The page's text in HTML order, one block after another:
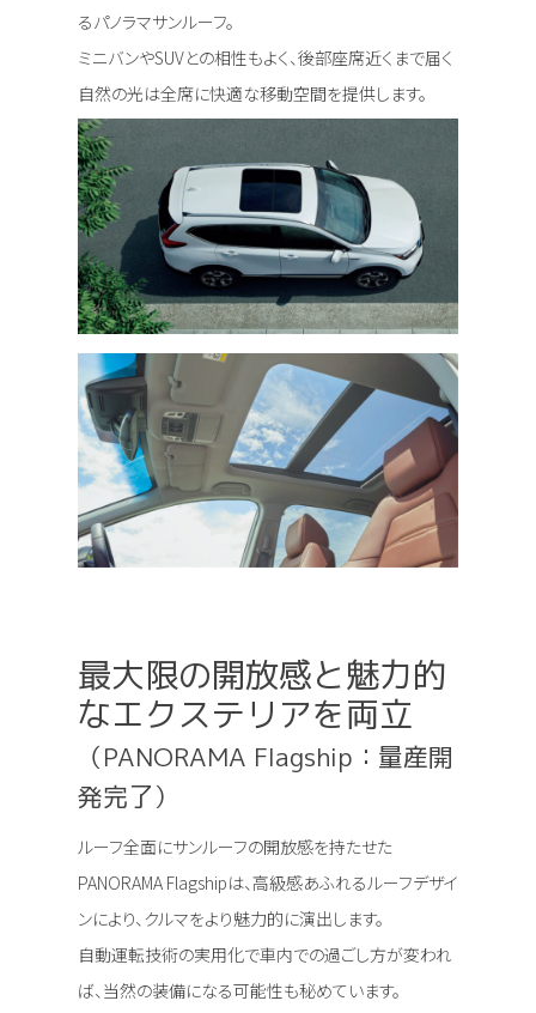
るパノラマサンルーフ。
ミニバンやSUVとの相性もよく、後部座席近くまで届く
自然の光は全席に快適な移動空間を提供します。
最大限の開放感と魅力的
なエクステリアを両立
（PANORAMA Flagship：量産開
発完了）
ルーフ全面にサンルーフの開放感を持たせた
PANORAMA Flagshipは、高級感あふれるルーフデザイ
ンにより、クルマをより魅力的に演出します。
自動運転技術の実用化で車内での過ごし方が変われ
ば、当然の装備になる可能性も秘めています。